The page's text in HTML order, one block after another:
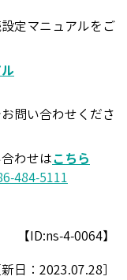
定マニュアルをご
問い合わせくださ
わせはこちら
484-5111
【ID:ns-4-0064】
日： 2023.07.28］